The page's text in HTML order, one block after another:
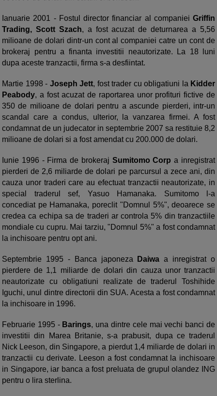
Ianuarie 2001 - Fostul director financiar al companiei Griffin
Trading, Scott Szach, a fost acuzat de deturnarea a 5,56
milioane de dolari dintr-un cont al companiei catre un cont de
brokeraj pentru a finanta investitii neautorizate. La 18 luni
dupa aceste tranzactii, firma s-a desfiintat.
Martie 1998 - Joseph Jett, fost trader cu obligatiuni la Kidder
Peabody, a fost acuzat de raportarea unor profituri fictive de
350 de milioane de dolari pentru a ascunde pierderi, intr-un
scandal care a condus, ulterior, la vanzarea firmei. A fost
condamnat de un judecator in septembrie 2007 sa restituie 8,2
milioane de dolari si a fost amendat cu 200.000 de dolari.
Iunie 1996 - Firma de brokeraj Sumitomo Corp a inregistrat
pierderi de 2,6 miliarde de dolari pe parcursul a zece ani, din
cauza unor traderi care au efectuat tranzactii neautorizate, in
special traderul sef, Yasuo Hamanaka. Sumitomo l-a
concediat pe Hamanaka, poreclit "Domnul 5%", deoarece se
credea ca echipa sa de traderi ar controla 5% din tranzactiile
mondiale cu cupru. Mai tarziu, "Domnul 5%" a fost condamnat
la inchisoare pentru opt ani.
Septembrie 1995 - Banca japoneza Daiwa a inregistrat o
pierdere de 1,1 miliarde de dolari din cauza unor tranzactii
neautorizate cu obligatiuni realizate de traderul Toshihide
Iguchi, unul dintre directorii din SUA. Acesta a fost condamnat
la inchisoare in 1996.
Februarie 1995 - Barings, una dintre cele mai vechi banci de
investitii din Marea Britanie, s-a prabusit, dupa ce traderul
Nick Leeson, din Singapore, a pierdut 1,4 miliarde de dolari in
tranzactii cu derivate. Leeson a fost condamnat la inchisoare
in Singapore, iar banca a fost preluata de grupul olandez ING
pentru o lira sterlina.